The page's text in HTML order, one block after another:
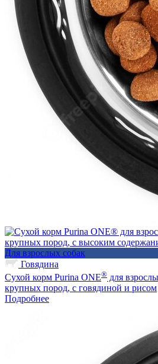
Для взрослых собак
Говядина
Сухой корм Purina ONE® для
крупных пород, с говядиной и рисом
Подробнее